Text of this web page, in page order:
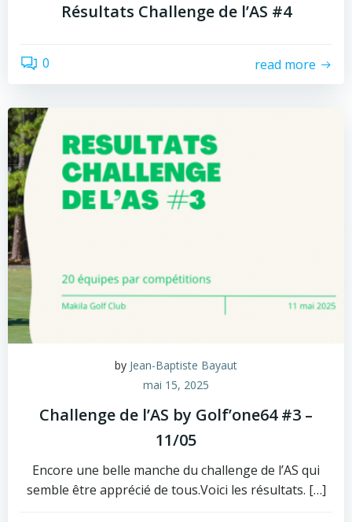
Résultats Challenge de l’AS #4
0 read more
by Jean-Baptiste Bayaut
mai 15, 2025
Challenge de l’AS by Golf’one64 #3 –
11/05
Encore une belle manche du challenge de l’AS qui
semble être apprécié de tous.Voici les résultats. […]